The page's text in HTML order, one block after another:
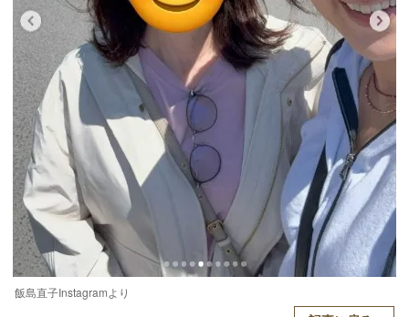
飯島直子Instagramより